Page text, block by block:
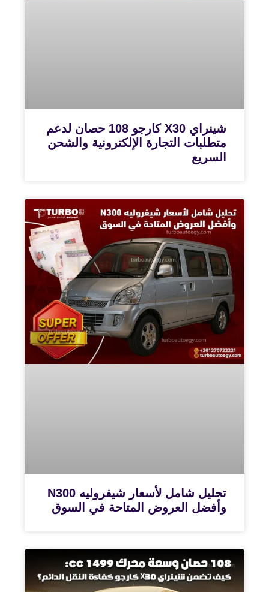
شينراي X30 كارجو 108 حصان لدعم
متطلبات التجارة الإلكترونية والشحن
السريع
تحليل شامل لأسعار شيفروليه N300
وأفضل العروض المتاحة في السوق